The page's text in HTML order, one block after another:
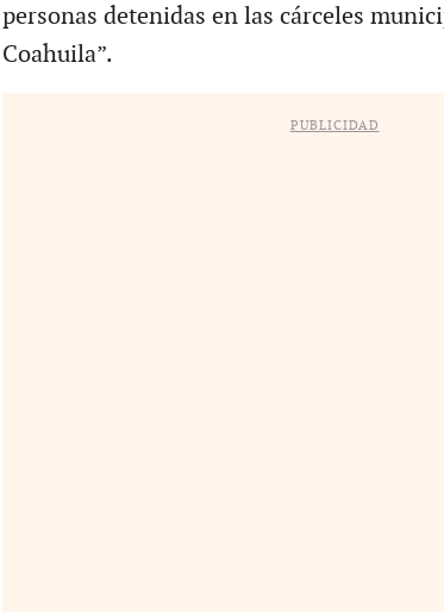
personas detenidas en las cárceles
Coahuila”.
PUBLICIDAD